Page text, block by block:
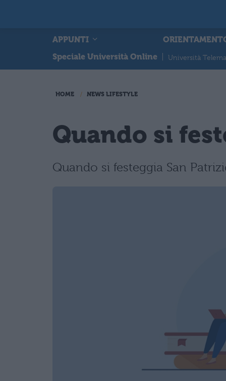
APPUNTI
Speciale Università Online
Università
HOME NEWS LIFESTYLE
Quando si
Quando si festeggia San